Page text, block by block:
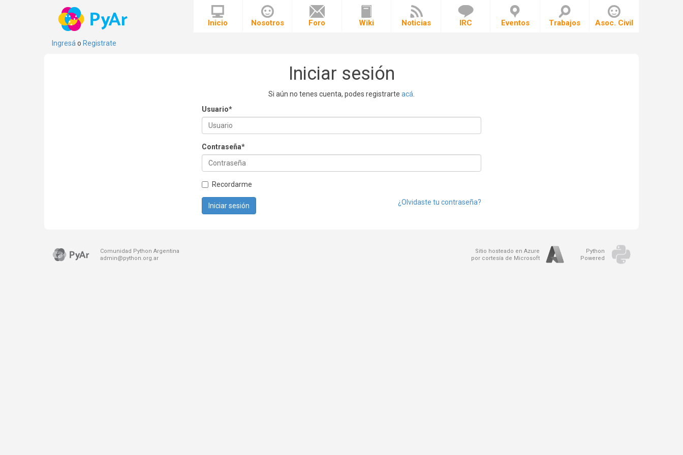
Ingresá o Registrate
Inicio Nosotros Foro Wiki Noticias IRC Eventos Trabajos Asoc. Civil
Iniciar sesión
Si aún no tenes cuenta, podes registrarte acá
Usuario*
Contraseña*
Recordarme
¿Olvidaste tu contraseña?
Iniciar sesión
Comunidad Python Argentina
admin@python.org.ar
Sitio hosteado en Azure
por cortesía de Microsoft
Python
Powered